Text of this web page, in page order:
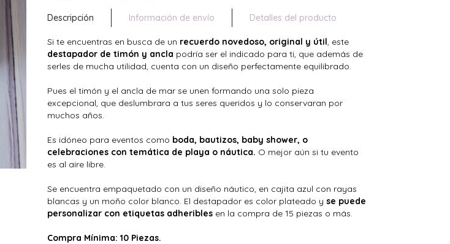
Descripción Información de envío Detalles del producto
Si te encuentras en busca de un recuerdo novedoso, original y útil, este
destapador de timón y ancla podría ser el indicado para ti, que además de
serles de mucha utilidad, cuenta con un diseño perfectamente equilibrado.
Pues el timón y el ancla de mar se unen formando una solo pieza
excepcional, que deslumbrara a tus seres queridos y lo conservaran por
muchos años.
Es idóneo para eventos como boda, bautizos, baby shower, o
celebraciones con temática de playa o náutica. O mejor aún si tu evento
es al aire libre.
Se encuentra empaquetado con un diseño náutico, en cajita azul con rayas
blancas y un moño color blanco. El destapador es color plateado y se puede
personalizar con etiquetas adheribles en la compra de 15 piezas o más.
Compra Mínima: 10 Piezas.